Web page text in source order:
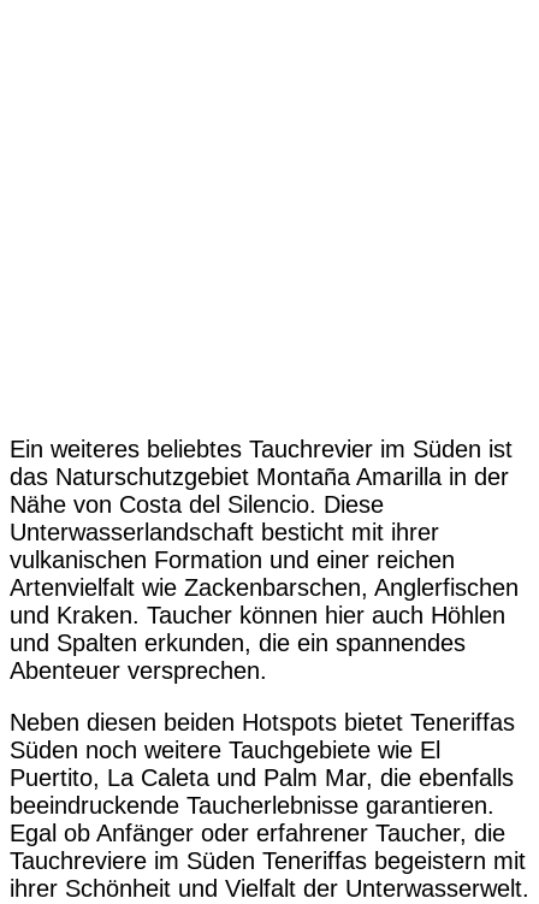
Ein weiteres beliebtes Tauchrevier im Süden ist
das Naturschutzgebiet Montaña Amarilla in der
Nähe von Costa del Silencio. Diese
Unterwasserlandschaft besticht mit ihrer
vulkanischen Formation und einer reichen
Artenvielfalt wie Zackenbarschen, Anglerfischen
und Kraken. Taucher können hier auch Höhlen
und Spalten erkunden, die ein spannendes
Abenteuer versprechen.
Neben diesen beiden Hotspots bietet Teneriffas
Süden noch weitere Tauchgebiete wie El
Puertito, La Caleta und Palm Mar, die ebenfalls
beeindruckende Taucherlebnisse garantieren.
Egal ob Anfänger oder erfahrener Taucher, die
Tauchreviere im Süden Teneriffas begeistern mit
ihrer Schönheit und Vielfalt der Unterwasserwelt.